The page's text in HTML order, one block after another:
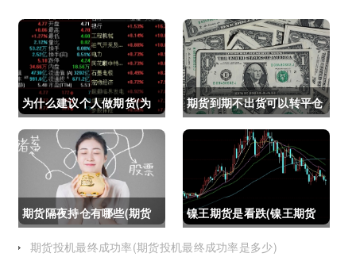
为什么建议个人做期货(为
什么建议个人做期货交易)
期货到期不出货可以转平仓
吗吗(期货如果到期不平仓
怎么办)
期货隔夜持仓有哪些(期货
隔夜持仓有哪些风险)
镍王期货是看跌(镍王期货
是看跌还是看涨)
期货投机最终成功率(期货投机最终成功率是多少)